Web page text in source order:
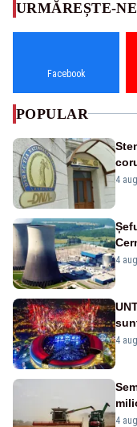
URMĂREȘTE-
Facebook
POPULAR
4
zile
4
4
4